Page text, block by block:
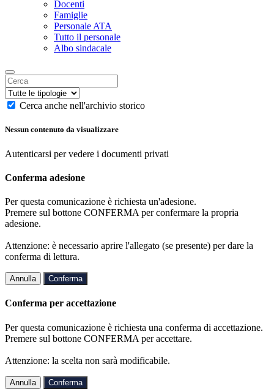
Docenti
Famiglie
Personale ATA
Tutto il personale
Albo sindacale
Cerca anche nell'archivio storico
Nessun contenuto da visualizzare
Autenticarsi per vedere i documenti privati
Conferma adesione
Per questa comunicazione è richiesta un'adesione.
Premere sul bottone CONFERMA per confermare la propria
adesione.
Attenzione: è necessario aprire l'allegato (se presente) per dare la
conferma di lettura.
Annulla Conferma
Conferma per accettazione
Per questa comunicazione è richiesta una conferma di accettazione.
Premere sul bottone CONFERMA per accettare.
Attenzione: la scelta non sarà modificabile.
Annulla Conferma